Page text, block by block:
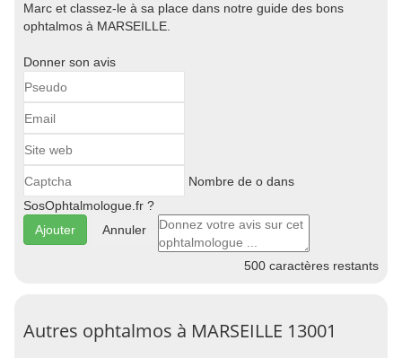
Marc et classez-le à sa place dans notre guide des bons
ophtalmos à MARSEILLE.
Donner son avis
Nombre de o dans
SosOphtalmologue.fr ?
Annuler
500 caractères restants
Autres ophtalmos à MARSEILLE 13001